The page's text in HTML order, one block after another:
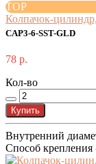
TOP
Колпачок-
CAP3-6-SST-GLD
78 р.
Кол-во
Купить
Внутренний
Способ крепления